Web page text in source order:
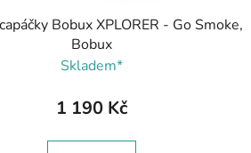
Bobux XPLORER - Go Smoke,
Bobux
Skladem*
1 190 Kč